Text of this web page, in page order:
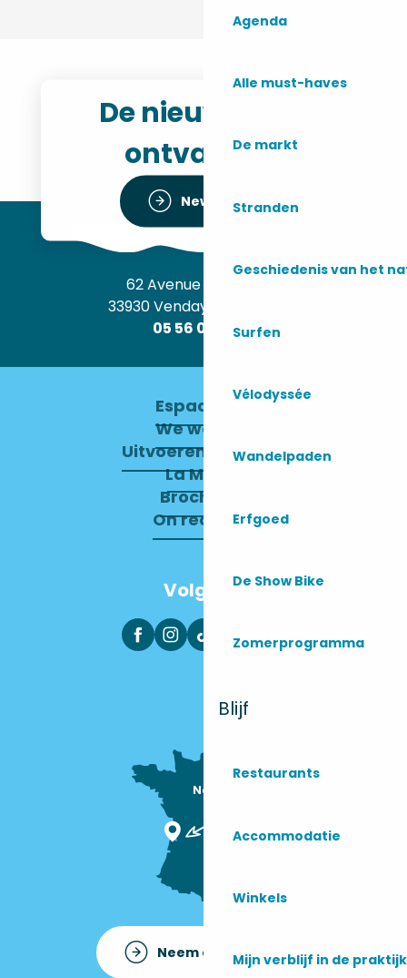
Agenda
Alle must-haves
De markt
Stranden
Geschiedenis van het
Surfen
Vélodyssée
Wandelpaden
Erfgoed
De Show Bike
Zomerprogramma
Blijf
Restaurants
Accommodatie
Winkels
Mijn verblijf in de praktijk
De nieuwsbrief
ontvangen
Newsletter
62 Avenue de l’Océan
33930 Vendays-Montalivet
05 56 09 30 12
Espace pro
We werven
Uitvoerend Comité
La Mairie
Brochures
On recrute !
Volg ons
Nous sommes
Neem contact op met